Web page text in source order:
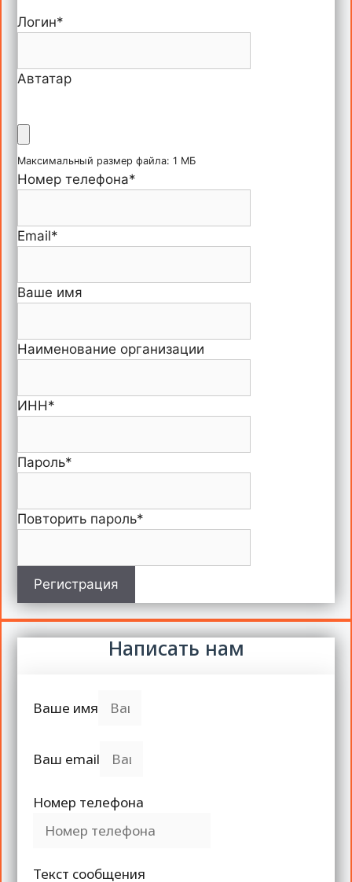
Логин*
Автатар
Максимальный размер файла: 1 МБ
Номер телефона*
Email*
Ваше имя
Наименование организации
ИНН*
Пароль*
Повторить пароль*
Регистрация
Написать нам
Ваше имя
Ваш email
Номер телефона
Текст сообщения